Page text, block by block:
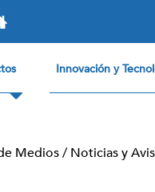
Innovación y
Medios/ Noticias y